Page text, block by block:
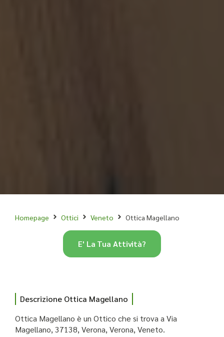
Homepage Ottici Veneto Ottica Magellano
Descrizione Ottica Magellano
Ottica Magellano è un Ottico che si trova a Via
Magellano, 37138, Verona, Verona, Veneto.
E' La Tua Attività?